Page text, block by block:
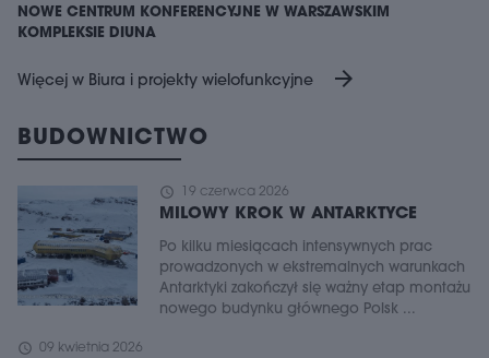
NOWE CENTRUM KONFERENCYJNE W WARSZAWSKIM
KOMPLEKSIE DIUNA
Więcej w Biura i projekty wielofunkcyjne arrow_forward
BUDOWNICTWO
schedule 19 czerwca 2026
MILOWY KROK W ANTARKTYCE
Po kilku miesiącach intensywnych prac
prowadzonych w ekstremalnych warunkach
Antarktyki zakończył się ważny etap montażu
nowego budynku głównego Polsk ...
schedule 09 kwietnia 2026